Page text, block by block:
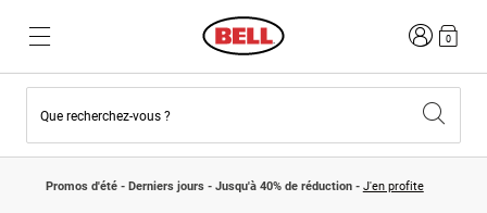
Nouveautés et Tendances
Nouveautés
Nouveautés et Tendances
Nouveautés
Connexion
0
Que recherchez-vous ?
Promos d'été - Derniers jours - Jusqu'à 40% de réduction - J'en profite